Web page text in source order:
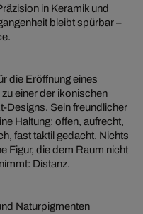
in Keramik und
bleibt spürbar –
die Eröffnung eines
einer der ikonischen
Designs. Sein freundlicher
Haltung: offen, aufrecht,
fast taktil gedacht. Nichts
Figur, die dem Raum nicht
Distanz.
Naturpigmenten